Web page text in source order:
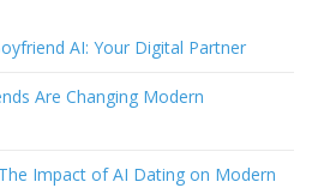
AI: Your Digital Partner
Are Changing Modern
Impact of AI Dating on Modern